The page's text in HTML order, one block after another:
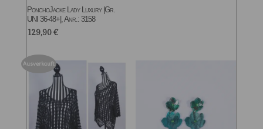
PonchoJacke Lady Luxury |Gr.
UNI 36-48+|, Anr.: 3158
129,90€
Ausverkauft